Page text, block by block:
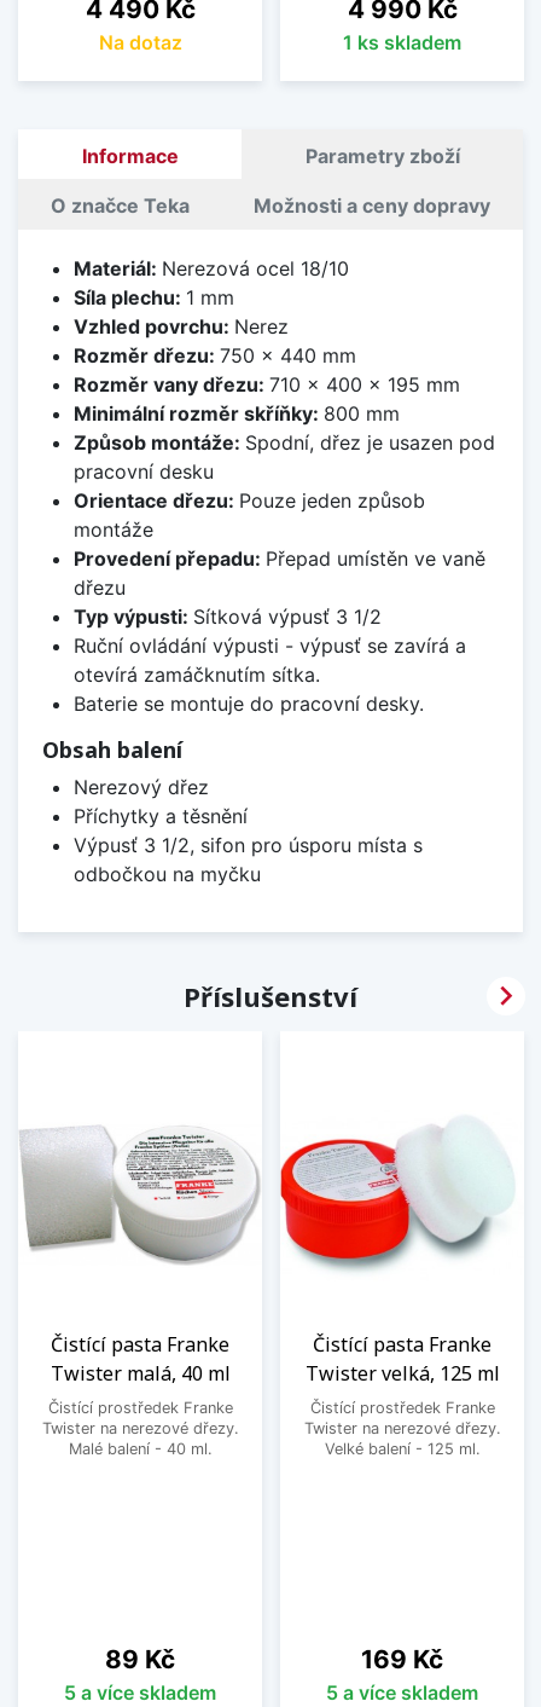
4 490 Kč
Na dotaz
4 990 Kč
1 ks skladem
Informace Parametry zboží
O značce Teka Možnosti a ceny dopravy
Materiál: Nerezová ocel 18/10
Síla plechu: 1 mm
Vzhled povrchu: Nerez
Rozměr dřezu: 750 x 440 mm
Rozměr vany dřezu: 710 x 400 x 195 mm
Minimální rozměr skříňky: 800 mm
Způsob montáže: Spodní, dřez je usazen pod
pracovní desku
Orientace dřezu: Pouze jeden způsob
montáže
Provedení přepadu: Přepad umístěn ve vaně
dřezu
Typ výpusti: Sítková výpusť 3 1/2
Ruční ovládání výpusti - výpusť se zavírá a
otevírá zamáčknutím sítka.
Baterie se montuje do pracovní desky.
Obsah balení
Nerezový dřez
Příchytky a těsnění
Výpusť 3 1/2, sifon pro úsporu místa s
odbočkou na myčku
Příslušenství
Čistící pasta Franke
Twister malá, 40 ml
Čistící prostředek Franke
Twister na nerezové dřezy.
Malé balení - 40 ml.
Cena
89 Kč
5 a více skladem
Čistící pasta Franke
Twister velká, 125 ml
Čistící prostředek Franke
Twister na nerezové dřezy.
Velké balení - 125 ml.
Cena
169 Kč
5 a více skladem
